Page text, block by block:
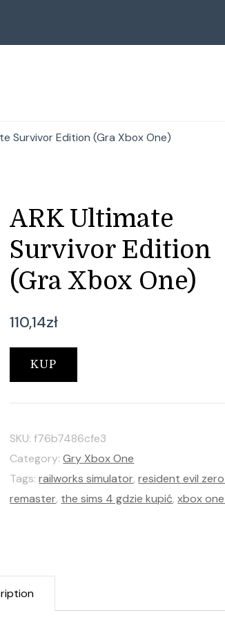
Survivor Edition (Gra Xbox One)
ARK Ultimate
Survivor Edition
(Gra Xbox One)
110,14zł
KUP
SKU:f76b7486cfe3
Category:Gry Xbox One
Tags:railworks simulator,resident evil
remaster, the sims 4 gdzie kupić,xbox one